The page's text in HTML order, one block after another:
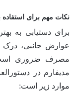
نکات مهم برای استفاده
برای دستیابی به
عوارض جانبی، درک
مصرف ضروری
مدیفارم در
موارد زیر است: